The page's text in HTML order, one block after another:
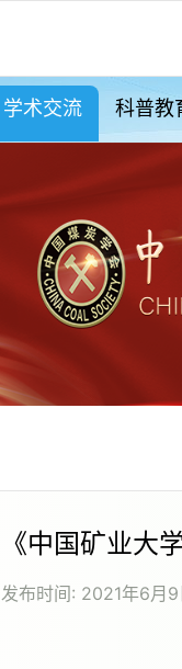
学术交流 科普教
《中国矿业大
发布时间: 2021年6月9